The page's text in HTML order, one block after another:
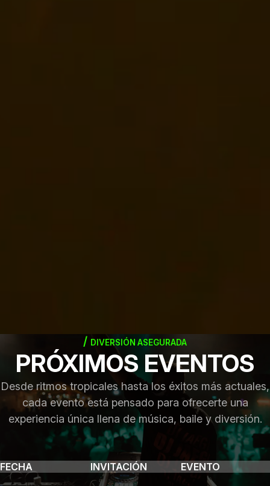
DIVERSIÓN ASEGURADA
PRÓXIMOS EVENTOS
Desde ritmos tropicales hasta los éxitos más actuales,
cada evento está pensado para ofrecerte una
experiencia única llena de música, baile y diversión.
FECHA INVITACIÓN EVENTO